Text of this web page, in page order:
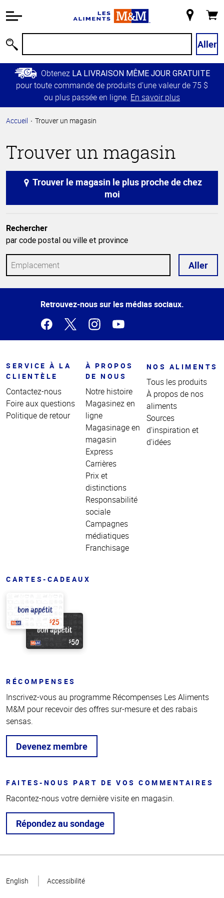
relative à
Passer
contenu
principal
Retour à
principale
magasin
Aller
Obtenez LA LIVRAISON MÊME JOUR GRATUITE
pour toute commande de produits d’une valeur de 75 $
ou plus passée en ligne. En savoir plus
Accueil Trouver un magasin
Trouver un magasin
moi
Rechercher
par code postal ou ville et province
Aller
Retrouvez-nous sur les médias sociaux.
SERVICE À LA
CLIENTÈLE
Contactez-nous
Foire aux questions
Politique de retour
À PROPOS
DE NOUS
Notre histoire
Magasinez en
ligne
Magasinage en
magasin
Express
Carrières
Prix et
distinctions
Responsabilité
sociale
Campagnes
médiatiques
Franchisage
NOS ALIMENTS
Tous les produits
À propos de nos
aliments
Sources
d'inspiration et
d'idées
CARTES-CADEAUX
RÉCOMPENSES
Inscrivez-vous au programme Récompenses Les Aliments
M&M pour recevoir des offres sur-mesure et des rabais
sensas.
Devenez membre
FAITES-NOUS PART DE VOS COMMENTAIRES
Racontez-nous votre dernière visite en magasin.
Répondez au sondage
page
English Accessibilité